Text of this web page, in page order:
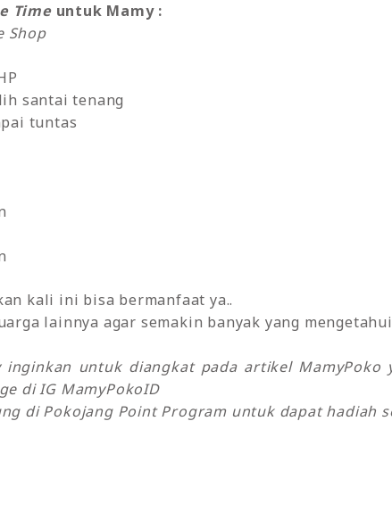
Timeuntuk Mamy :
Shop
santai tenang
tuntas
kali ini bisa bermanfaat ya..
lainnya agar semakin banyak yang
inginkan untuk diangkat pada artikel MamyPoko
di IG MamyPokoID
di Pokojang Point Program untuk dapat hadiah